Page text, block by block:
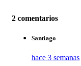
2 comentarios
Santiago
hace 3 semanas